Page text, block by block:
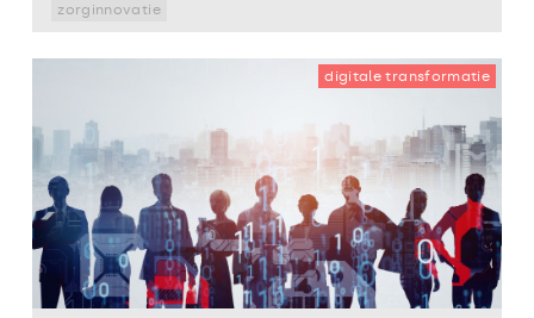
zorginnovatie
digitale transformatie